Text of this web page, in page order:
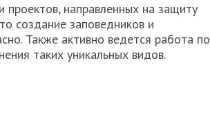
направленных на защиту
создание заповедников и
Также активно ведется работа по
таких уникальных видов.